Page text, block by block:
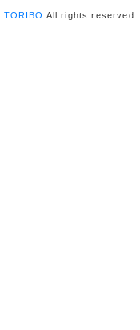
TORIBO All rights reserved.